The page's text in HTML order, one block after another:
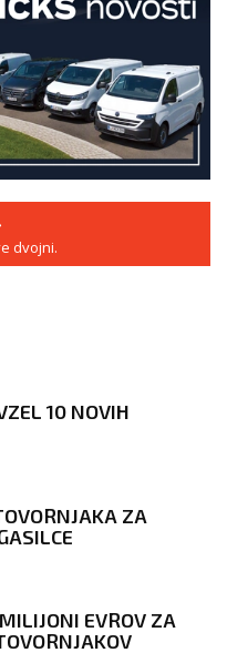
dvojni.
10 NOVIH
ZA
EVROV ZA